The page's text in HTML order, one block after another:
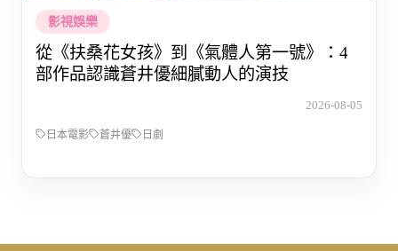
影視娛樂
從《扶桑花女孩》到《氣體人第一號》：4
部作品認識蒼井優細膩動人的演技
2026-08-05
日本電影 蒼井優 日劇